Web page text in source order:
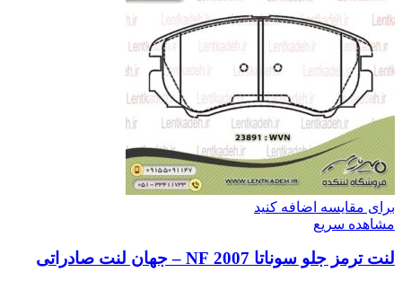
برای مقایسه اضافه کنید
مشاهده سریع
لنت ترمز جلو سوناتا 2007 NF – جهان لنت صادراتی